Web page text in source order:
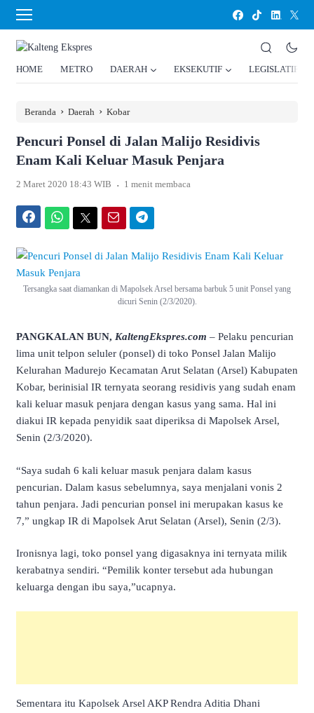
HOME METRO DAERAH EKSEKUTIF LEGISLATIF
Beranda › Daerah › Kobar
Pencuri Ponsel di Jalan Malijo Residivis
Enam Kali Keluar Masuk Penjara
2 Maret 2020 18:43 WIB . 1 menit membaca
Tersangka saat diamankan di Mapolsek Arsel bersama barbuk 5 unit Ponsel yang
dicuri Senin (2/3/2020).
PANGKALAN BUN, KaltengEkspres.com – Pelaku pencurian
lima unit telpon seluler (ponsel) di toko Ponsel Jalan Malijo
Kelurahan Madurejo Kecamatan Arut Selatan (Arsel) Kabupaten
Kobar, berinisial IR ternyata seorang residivis yang sudah enam
kali keluar masuk penjara dengan kasus yang sama. Hal ini
diakui IR kepada penyidik saat diperiksa di Mapolsek Arsel,
Senin (2/3/2020).
“Saya sudah 6 kali keluar masuk penjara dalam kasus
pencurian. Dalam kasus sebelumnya, saya menjalani vonis 2
tahun penjara. Jadi pencurian ponsel ini merupakan kasus ke
7,” ungkap IR di Mapolsek Arut Selatan (Arsel), Senin (2/3).
Ironisnya lagi, toko ponsel yang digasaknya ini ternyata milik
kerabatnya sendiri. “Pemilik konter tersebut ada hubungan
keluarga dengan ibu saya,”ucapnya.
Sementara itu Kapolsek Arsel AKP Rendra Aditia Dhani